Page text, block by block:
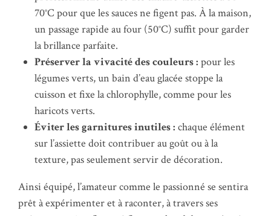
70°C pour que les sauces ne figent pas. À la maison,
un passage rapide au four (50°C) suffit pour garder
la brillance parfaite.
Préserver la vivacité des couleurs : pour les
légumes verts, un bain d’eau glacée stoppe la
cuisson et fixe la chlorophylle, comme pour les
haricots verts.
Éviter les garnitures inutiles : chaque élément
sur l’assiette doit contribuer au goût ou à la
texture, pas seulement servir de décoration.
Ainsi équipé, l’amateur comme le passionné se sentira
prêt à expérimenter et à raconter, à travers ses